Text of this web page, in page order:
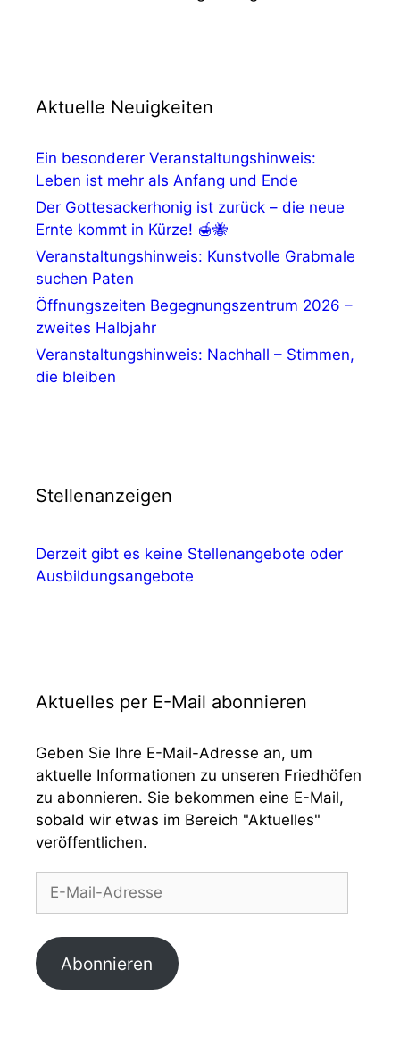
Aktuelle Neuigkeiten
Ein besonderer Veranstaltungshinweis:
Leben ist mehr als Anfang und Ende
Der Gottesackerhonig ist zurück – die neue
Ernte kommt in Kürze! 🍯🐝
Veranstaltungshinweis: Kunstvolle Grabmale
suchen Paten
Öffnungszeiten Begegnungszentrum 2026 –
zweites Halbjahr
Veranstaltungshinweis: Nachhall – Stimmen,
die bleiben
Stellenanzeigen
Derzeit gibt es keine Stellenangebote oder
Ausbildungsangebote
Aktuelles per E-Mail abonnieren
Geben Sie Ihre E-Mail-Adresse an, um
aktuelle Informationen zu unseren Friedhöfen
zu abonnieren. Sie bekommen eine E-Mail,
sobald wir etwas im Bereich "Aktuelles"
veröffentlichen.
Mail-
Adresse
Abonnieren